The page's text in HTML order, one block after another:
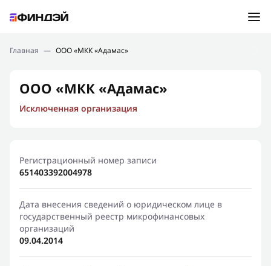
Подбор займа
Новости
Финансовое просвещение
Главная — ООО «МКК «Адамас»
ООО «МКК «Адамас»
Исключенная организация
Регистрационный номер записи
651403392004978
Дата внесения сведений о юридическом лице в
государственный реестр микрофинансовых
организаций
09.04.2014
Ошибка:Контактная форма не найдена.
Спасибо, что написали нам
Мы свяжемся с Вами в ближайшее время и сообщим
результат
Отправить новый запрос